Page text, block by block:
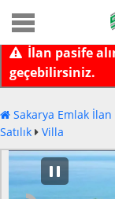
İlan pasife
geçebilirsiniz.
Sakarya Emlak İlan
Satılık
Villa